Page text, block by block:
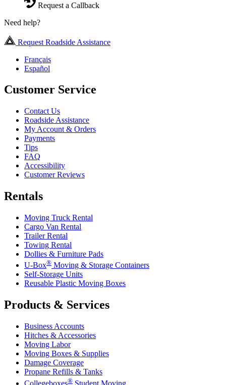
Request a Callback
Need help?
Request Roadside Assistance
Français
Español
Customer Service
Contact Us
Roadside Assistance
My Account & Orders
Payments
Tips
FAQ
Accessibility
Customer Reviews
Rentals
Moving Truck Rental
Cargo Van Rental
Trailer Rental
Towing Rental
Dollies & Furniture Pads
U-Box® Moving & Storage Containers
Self-Storage Units
Reusable Plastic Moving Boxes
Products & Services
Business Accounts
Hitches & Accessories
Moving Labor
Moving Boxes & Supplies
Damage Coverage
Propane Refills & Tanks
Collegeboxes® Student Moving